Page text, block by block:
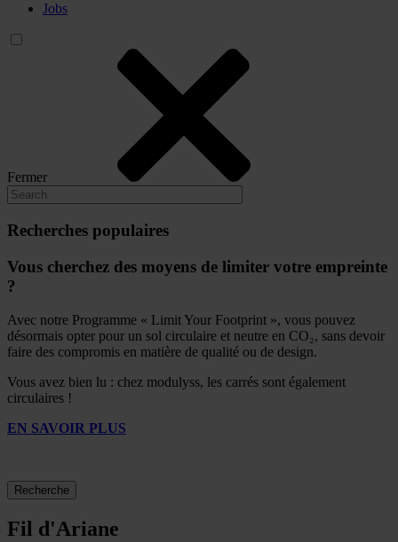
Jobs
Fermer
Recherches populaires
Vous cherchez des moyens de limiter votre empreinte
?
Avec notre Programme « Limit Your Footprint », vous pouvez
désormais opter pour un sol circulaire et neutre en CO₂, sans devoir
faire des compromis en matière de qualité ou de design.
Vous avez bien lu : chez modulyss, les carrés sont également
circulaires !
EN SAVOIR PLUS
Recherche
Fil d'Ariane